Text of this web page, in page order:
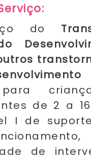
do
de 2 a
I de
de